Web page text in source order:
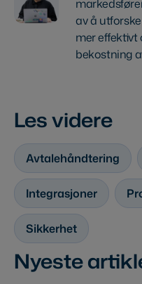
av å
mer effektivt
bekostning
Les videre
Avtalehåndtering
Integrasjoner
Sikkerhet
Nyeste